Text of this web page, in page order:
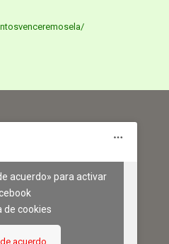
acuerdo» para activar
de cookies
acuerdo